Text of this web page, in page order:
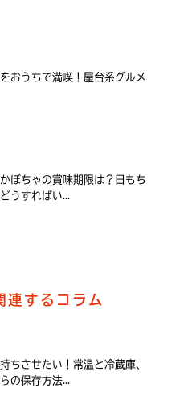
おうちで満喫！屋台系グルメ
ぼちゃの賞味期限は？日もち
うすればい...
連するコラム
ちさせたい！常温と冷蔵庫、
の保存方法...